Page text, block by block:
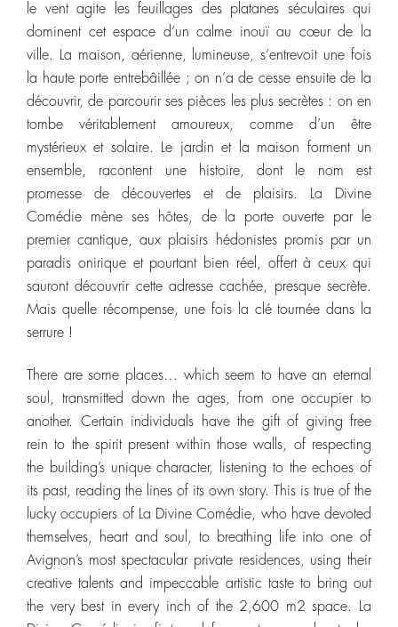
le vent agite les feuillages des platanes séculaires qui
dominent cet espace d’un calme inouï au cœur de la
ville. La maison, aérienne, lumineuse, s’entrevoit une fois
la haute porte entrebâillée ; on n’a de cesse ensuite de la
découvrir, de parcourir ses pièces les plus secrètes : on en
tombe véritablement amoureux, comme d’un être
mystérieux et solaire. Le jardin et la maison forment un
ensemble, racontent une histoire, dont le nom est
promesse de découvertes et de plaisirs. La Divine
Comédie mène ses hôtes, de la porte ouverte par le
premier cantique, aux plaisirs hédonistes promis par un
paradis onirique et pourtant bien réel, offert à ceux qui
sauront découvrir cette adresse cachée, presque secrète.
Mais quelle récompense, une fois la clé tournée dans la
serrure !
There are some places… which seem to have an eternal
soul, transmitted down the ages, from one occupier to
another. Certain individuals have the gift of giving free
rein to the spirit present within those walls, of respecting
the building’s unique character, listening to the echoes of
its past, reading the lines of its own story. This is true of the
lucky occupiers of La Divine Comédie, who have devoted
themselves, heart and soul, to breathing life into one of
Avignon’s most spectacular private residences, using their
creative talents and impeccable artistic taste to bring out
the very best in every inch of the 2,600 m2 space. La